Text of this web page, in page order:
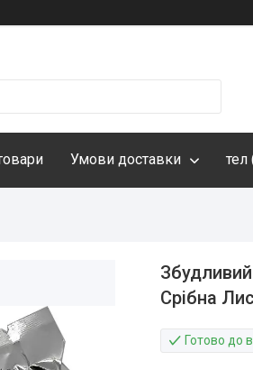
Умови доставки тел
Срібна
Готово до